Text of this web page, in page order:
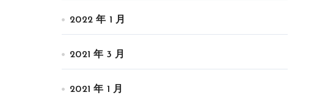
2022 年 1 月
2021 年 3 月
2021 年 1 月